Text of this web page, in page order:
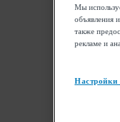
Мы
объявления
также
рекламе и